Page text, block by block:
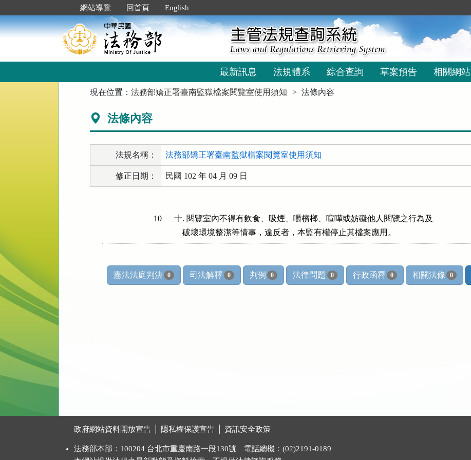
到
主
要
網站導覽 回首頁 English
最新訊息 法規體系 綜合查詢 草案預告 相關網站
現在位置：法務部矯正署臺南監獄檔案閱覽室使用須知 法條內容
法條內容
法規名稱： 法務部矯正署臺南監獄檔案閱覽室使用須知
修正日期： 民國 102 年 04 月 09 日
10
十. 閱覽室內不得有飲食、吸煙、嚼檳榔、喧嘩或妨礙他人閱覽之行為及
    破壞環境整潔等情事，違反者，本監有權停止其檔案應用。
憲法法庭判決 0 司法解釋 0 判例 0 法律問題 0 行政函釋 0 相關法條 0
政府網站資料開放宣告 隱私權保護宣告 資訊安全政策
法務部本部：100204 台北市重慶南路一段130號 電話總機：(02)2191-0189